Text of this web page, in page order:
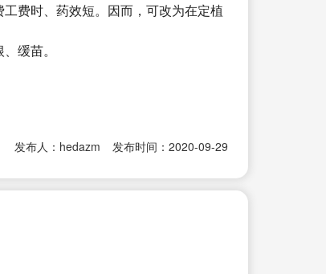
费时、药效短。因而，可改为在定植
缓苗。
发布人：hedazm 发布时间：2020-09-29